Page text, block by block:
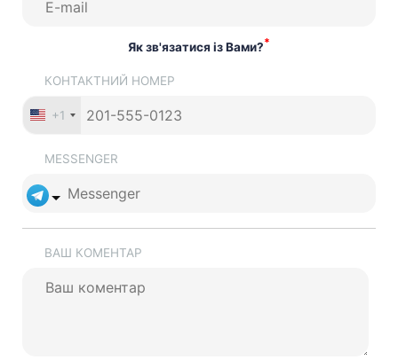
Як зв'язатися із Вами?*
КОНТАКТНИЙ НОМЕР
+1
MESSENGER
ВАШ КОМЕНТАР